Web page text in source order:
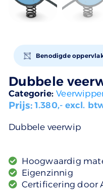
Benodigde
Dubbele
Categorie:
Prijs:1.380,- excl.
Dubbele veerwip
Hoogwaardig
Eigenzinnig
Certificering door